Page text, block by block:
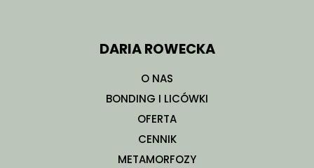
DARIA ROWECKA
O NAS
BONDING I LICÓWKI
OFERTA
CENNIK
METAMORFOZY